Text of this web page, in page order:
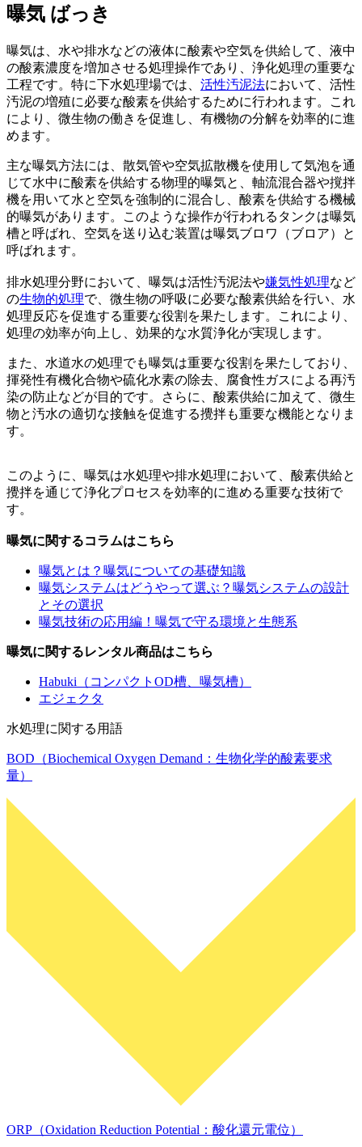
曝気 ばっき
曝気は、水や排水などの液体に酸素や空気を供給して、液中
の酸素濃度を増加させる処理操作であり、浄化処理の重要な
工程です。特に下水処理場では、 活性汚泥法において、活性
汚泥の増殖に必要な酸素を供給するために行われます。これ
により、微生物の働きを促進し、有機物の分解を効率的に進
めます。
主な曝気方法には、散気管や空気拡散機を使用して気泡を通
じて水中に酸素を供給する物理的曝気と、軸流混合器や撹拌
機を用いて水と空気を強制的に混合し、酸素を供給する機械
的曝気があります。このような操作が行われるタンクは曝気
槽と呼ばれ、空気を送り込む装置は曝気ブロワ（ブロア）と
呼ばれます。
排水処理分野において、曝気は活性汚泥法や嫌気性処理など
の生物的処理で、微生物の呼吸に必要な酸素供給を行い、水
処理反応を促進する重要な役割を果たします。これにより、
処理の効率が向上し、効果的な水質浄化が実現します。
また、水道水の処理でも曝気は重要な役割を果たしており、
揮発性有機化合物や硫化水素の除去、腐食性ガスによる再汚
染の防止などが目的です。さらに、酸素供給に加えて、微生
物と汚水の適切な接触を促進する攪拌も重要な機能となりま
す。
このように、曝気は水処理や排水処理において、酸素供給と
攪拌を通じて浄化プロセスを効率的に進める重要な技術で
す。
曝気に関するコラムはこちら
曝気とは？曝気についての基礎知識
曝気システムはどうやって選ぶ？曝気システムの設計
とその選択
曝気技術の応用編！曝気で守る環境と生態系
曝気に関するレンタル商品はこちら
Habuki（コンパクトOD槽、曝気槽）
エジェクタ
水処理に関する用語
BOD（Biochemical Oxygen Demand：生物化学的酸素要求
量）
ORP（Oxidation Reduction Potential：酸化還元電位）